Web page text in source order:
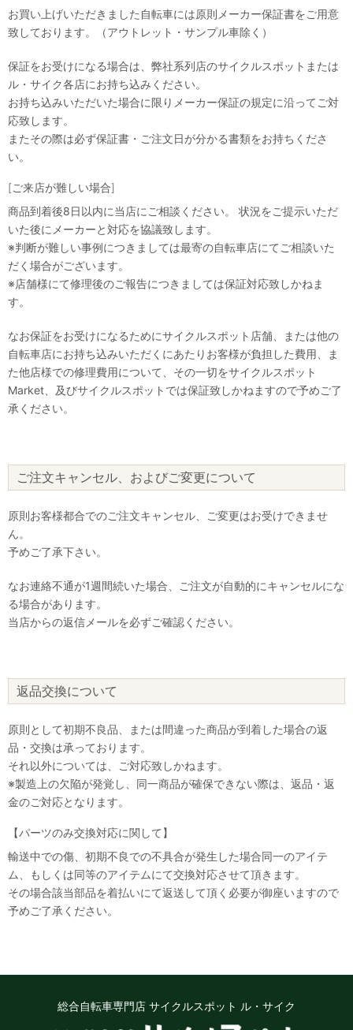
お買い上げいただきました自転車には原則メーカー保証書をご用意
致しております。（アウトレット・サンプル車除く）
保証をお受けになる場合は、弊社系列店のサイクルスポットまたは
ル・サイク各店にお持ち込みください。
お持ち込みいただいた場合に限りメーカー保証の規定に沿ってご対
応致します。
またその際は必ず保証書・ご注文日が分かる書類をお持ちくださ
い。
[ご来店が難しい場合]
商品到着後8日以内に当店にご相談ください。 状況をご提示いただ
いた後にメーカーと対応を協議致します。
※判断が難しい事例につきましては最寄の自転車店にてご相談いた
だく場合がございます。
※店舗様にて修理後のご報告につきましては保証対応致しかねま
す。
なお保証をお受けになるためにサイクルスポット店舗、または他の
自転車店にお持ち込みいただくにあたりお客様が負担した費用、ま
た他店様での修理費用について、その一切をサイクルスポット
Market、及びサイクルスポットでは保証致しかねますので予めご了
承ください。
ご注文キャンセル、およびご変更について
原則お客様都合でのご注文キャンセル、ご変更はお受けできませ
ん。
予めご了承下さい。
なお連絡不通が1週間続いた場合、ご注文が自動的にキャンセルにな
る場合があります。
当店からの返信メールを必ずご確認ください。
返品交換について
原則として初期不良品、または間違った商品が到着した場合の返
品・交換は承っております。
それ以外については、ご対応致しかねます。
※製造上の欠陥が発覚し、同一商品が確保できない際は、返品・返
金のご対応となります。
【パーツのみ交換対応に関して】
輸送中での傷、初期不良での不具合が発生した場合同一のアイテ
ム、もしくは同等のアイテムにて交換対応させて頂きます。
その場合該当部品を着払いにて返送して頂く必要が御座いますので
予めご了承ください。
総合自転車専門店 サイクルスポット ル・サイク